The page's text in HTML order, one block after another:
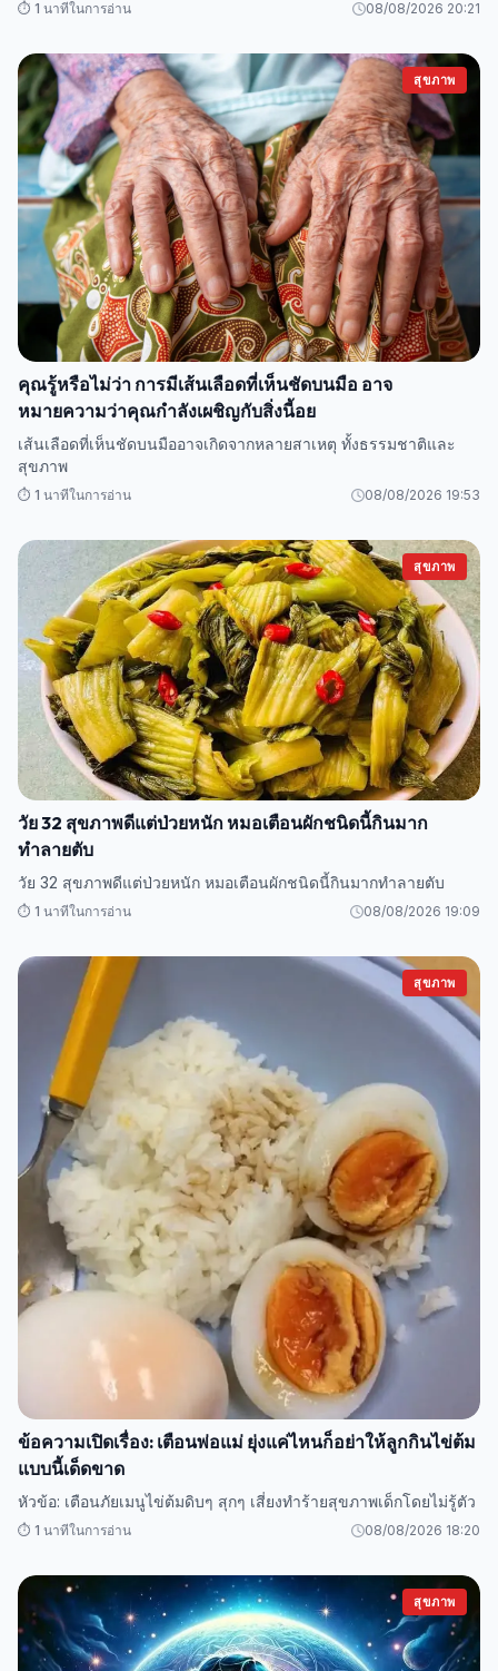
⏱️ 1 นาทีในการอ่าน 08/08/2026 20:21
สุขภาพ
คุณรู้หรือไม่ว่า การมีเส้นเลือดที่เห็นชัดบนมือ อาจ
หมายความว่าคุณกำลังเผชิญกับสิ่งนี้อย
เส้นเลือดที่เห็นชัดบนมืออาจเกิดจากหลายสาเหตุ ทั้งธรรมชาติและ
สุขภาพ
⏱️ 1 นาทีในการอ่าน 08/08/2026 19:53
สุขภาพ
วัย 32 สุขภาพดีแต่ป่วยหนัก หมอเตือนผักชนิดนี้กินมาก
ทำลายตับ
วัย 32 สุขภาพดีแต่ป่วยหนัก หมอเตือนผักชนิดนี้กินมากทำลายตับ
⏱️ 1 นาทีในการอ่าน 08/08/2026 19:09
สุขภาพ
ข้อความเปิดเรื่อง: เตือนพ่อแม่ ยุ่งแค่ไหนก็อย่าให้ลูกกินไข่ต้ม
แบบนี้เด็ดขาด
หัวข้อ: เตือนภัยเมนูไข่ต้มดิบๆ สุกๆ เสี่ยงทำร้ายสุขภาพเด็กโดยไม่รู้ตัว
⏱️ 1 นาทีในการอ่าน 08/08/2026 18:20
สุขภาพ